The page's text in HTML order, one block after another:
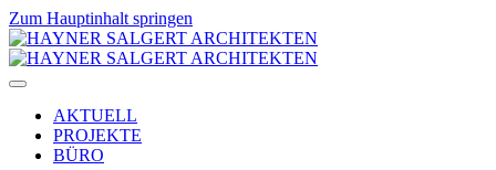
Zum Hauptinhalt springen
AKTUELL
PROJEKTE
BÜRO